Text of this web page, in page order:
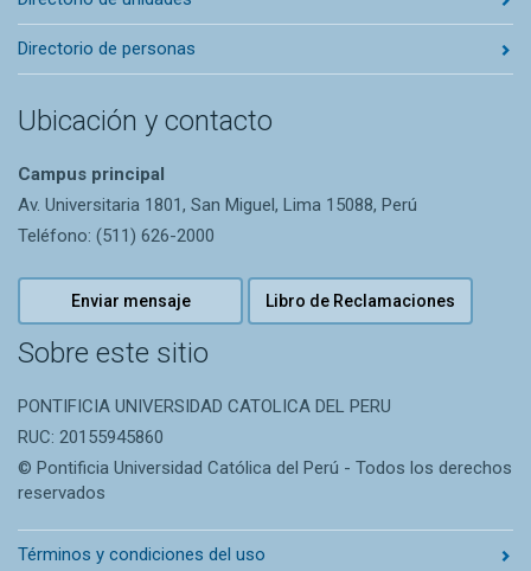
Directorio de personas
Ubicación y contacto
Campus principal
Av. Universitaria 1801, San Miguel, Lima 15088, Perú
Teléfono: (511) 626-2000
Enviar mensaje Libro de Reclamaciones
Sobre este sitio
PONTIFICIA UNIVERSIDAD CATOLICA DEL PERU
RUC: 20155945860
© Pontificia Universidad Católica del Perú - Todos los derechos
reservados
Términos y condiciones del uso